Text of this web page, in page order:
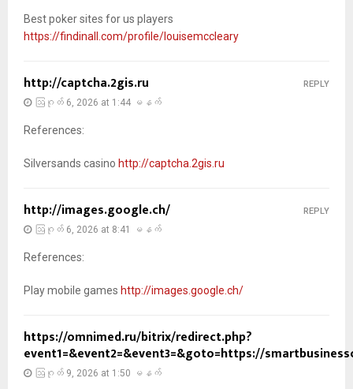
Best poker sites for us players
https://findinall.com/profile/louisemccleary
http://captcha.2gis.ru
ဩဂုတ် 6, 2026 at 1:44 မနက်
References:
Silversands casino http://captcha.2gis.ru
REPLY
http://images.google.ch/
ဩဂုတ် 6, 2026 at 8:41 မနက်
References:
Play mobile games http://images.google.ch/
REPLY
https://omnimed.ru/bitrix/redirect.php?
event1=&event2=&event3=&goto=https://
ဩဂုတ် 9, 2026 at 1:50 မနက်